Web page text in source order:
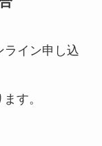
ライン申し込
す。